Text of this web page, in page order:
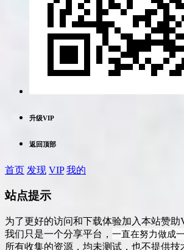
升级VIP
返回顶部
首页 发现 VIP 我的
站点提示
为了更好的访问和下载体验加入本站赞助
我们只是一个分享平台， 一直在努力做成
所有收集的资源，均未测试，也不提供技